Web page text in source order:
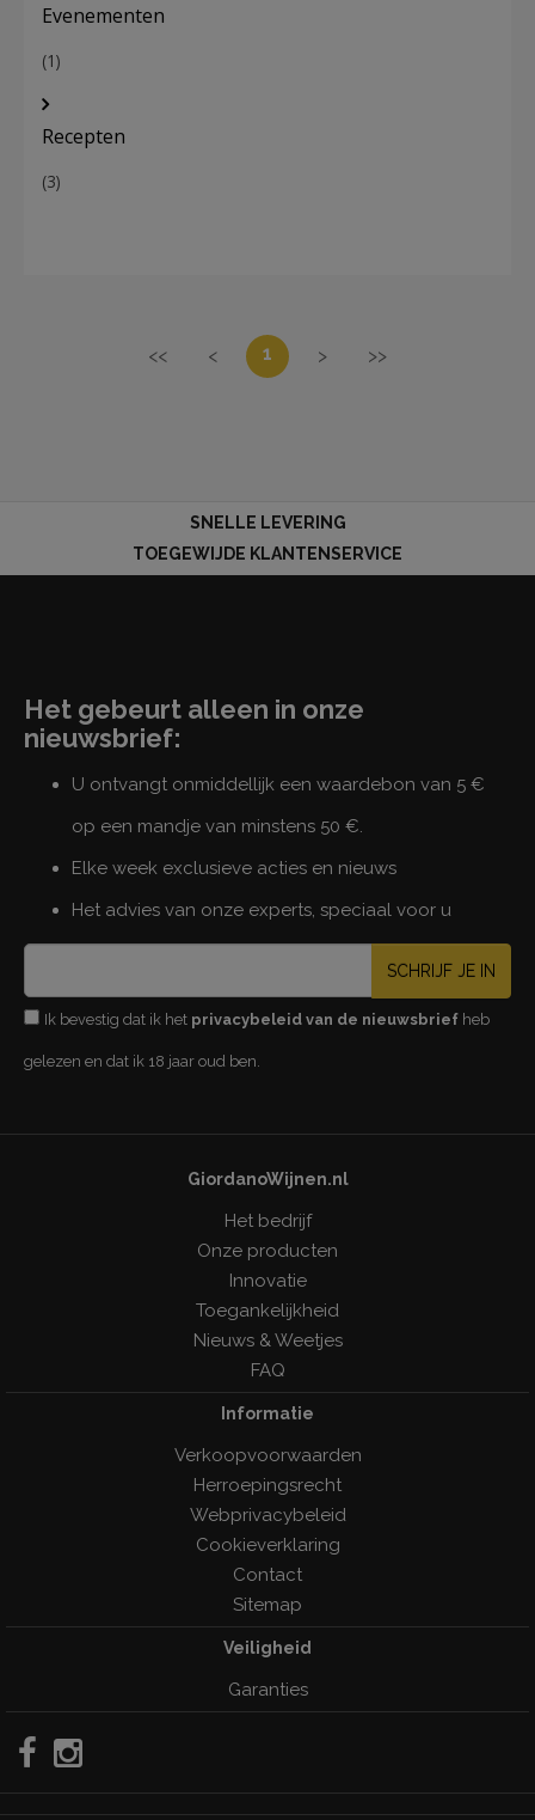
Evenementen
(1)
Recepten
(3)
<< < 1 > >>
SNELLE LEVERING
TOEGEWIJDE KLANTENSERVICE
Het gebeurt alleen in onze
nieuwsbrief:
U ontvangt onmiddellijk een waardebon van 5 €
op een mandje van minstens 50 €.
Elke week exclusieve acties en nieuws
Het advies van onze experts, speciaal voor u
SCHRIJF JE IN
Ik bevestig dat ik het privacybeleid van de nieuwsbrief heb
gelezen en dat ik 18 jaar oud ben.
GiordanoWijnen.nl
Het bedrijf
Onze producten
Innovatie
Toegankelijkheid
Nieuws & Weetjes
FAQ
Informatie
Verkoopvoorwaarden
Herroepingsrecht
Webprivacybeleid
Cookieverklaring
Contact
Sitemap
Veiligheid
Garanties